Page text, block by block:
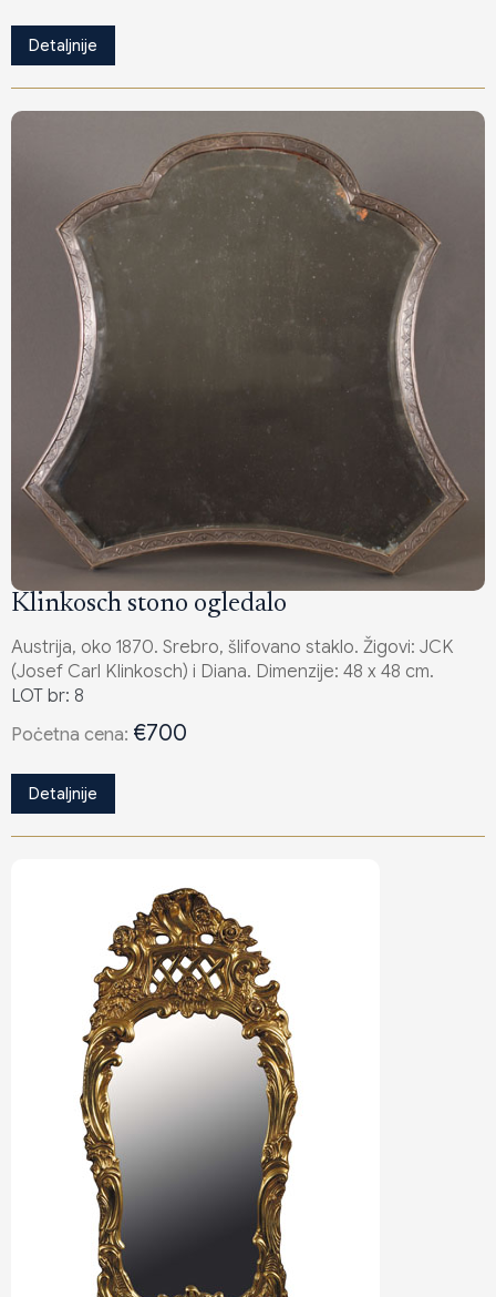
Detaljnije
Klinkosch stono ogledalo
Austrija, oko 1870. Srebro, šlifovano staklo. Žigovi: JCK
(Josef Carl Klinkosch) i Diana. Dimenzije: 48 x 48 cm.
LOT br: 8
Poċetna cena: €700
Detaljnije